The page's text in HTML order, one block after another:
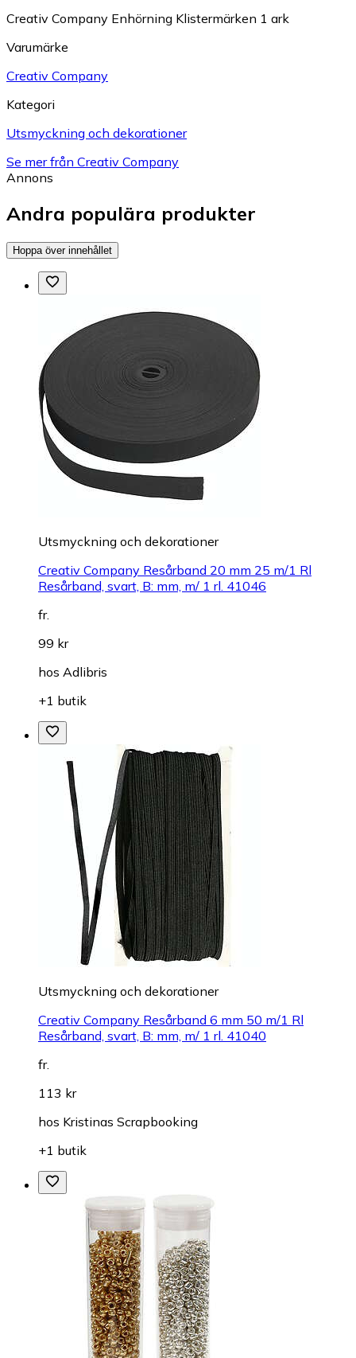
Creativ Company Enhörning Klistermärken 1 ark
Varumärke
Creativ Company
Kategori
Utsmyckning och dekorationer
Se mer från Creativ Company
Annons
Andra populära produkter
Hoppa över innehållet
Utsmyckning och dekorationer
Creativ Company Resårband 20 mm 25 m/1 Rl
Resårband, svart, B: mm, m/ 1 rl. 41046
fr.
99 kr
hos Adlibris
+1 butik
Utsmyckning och dekorationer
Creativ Company Resårband 6 mm 50 m/1 Rl
Resårband, svart, B: mm, m/ 1 rl. 41040
fr.
113 kr
hos Kristinas Scrapbooking
+1 butik